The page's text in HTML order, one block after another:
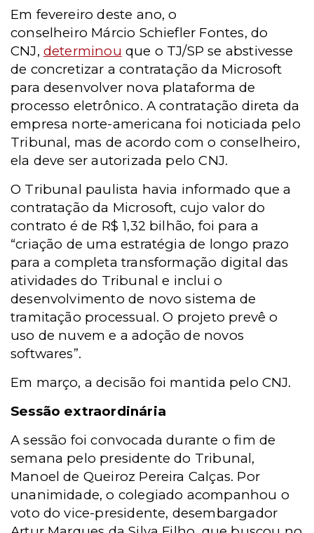
Em fevereiro deste ano, o
conselheiro Márcio Schiefler Fontes, do
CNJ, determinou que o TJ/SP se abstivesse
de concretizar a contratação da Microsoft
para desenvolver nova plataforma de
processo eletrônico. A contratação direta da
empresa norte-americana foi noticiada pelo
Tribunal, mas de acordo com o conselheiro,
ela deve ser autorizada pelo CNJ.
O Tribunal paulista havia informado que a
contratação da Microsoft, cujo valor do
contrato é de R$ 1,32 bilhão, foi para a
“criação de uma estratégia de longo prazo
para a completa transformação digital das
atividades do Tribunal e inclui o
desenvolvimento de novo sistema de
tramitação processual. O projeto prevê o
uso de nuvem e a adoção de novos
softwares”.
Em março, a decisão foi mantida pelo CNJ.
Sessão extraordinária
A sessão foi convocada durante o fim de
semana pelo presidente do Tribunal,
Manoel de Queiroz Pereira Calças. Por
unanimidade, o colegiado acompanhou o
voto do vice-presidente, desembargador